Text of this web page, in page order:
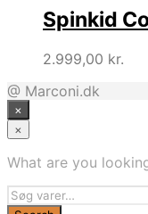
Spinkid
2.999,00 kr.
@ Marconi.dk
×
×
What are you